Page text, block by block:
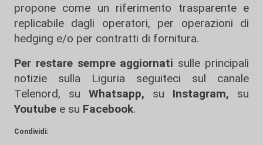
propone come un riferimento trasparente e
replicabile dagli operatori, per operazioni di
hedging e/o per contratti di fornitura.
Per restare sempre aggiornati sulle principali
notizie sulla Liguria seguiteci sul canale
Telenord, su
Whatsapp, su Instagram, su
Youtube e su Facebook.
Condividi: